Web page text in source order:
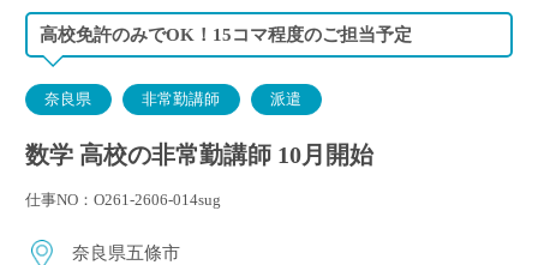
高校免許のみでOK！15コマ程度のご担当予定
奈良県 非常勤講師 派遣
数学 高校の非常勤講師 10月開始
仕事NO：O261-2606-014sug
奈良県五條市